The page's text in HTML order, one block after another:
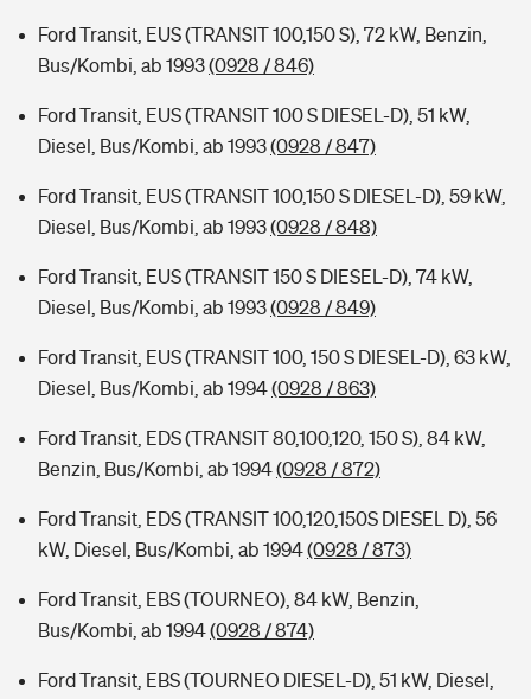
Ford Transit, EUS (TRANSIT 100,150 S), 72 kW, Benzin,
Bus/Kombi, ab 1993(0928 / 846)
Ford Transit, EUS (TRANSIT 100 S DIESEL-D), 51 kW,
Diesel, Bus/Kombi, ab 1993(0928 / 847)
Ford Transit, EUS (TRANSIT 100,150 S DIESEL-D), 59 kW,
Diesel, Bus/Kombi, ab 1993(0928 / 848)
Ford Transit, EUS (TRANSIT 150 S DIESEL-D), 74 kW,
Diesel, Bus/Kombi, ab 1993(0928 / 849)
Ford Transit, EUS (TRANSIT 100, 150 S DIESEL-D), 63 kW,
Diesel, Bus/Kombi, ab 1994(0928 / 863)
Ford Transit, EDS (TRANSIT 80,100,120, 150 S), 84 kW,
Benzin, Bus/Kombi, ab 1994(0928 / 872)
Ford Transit, EDS (TRANSIT 100,120,150S DIESEL D), 56
kW, Diesel, Bus/Kombi, ab 1994(0928 / 873)
Ford Transit, EBS (TOURNEO), 84 kW, Benzin,
Bus/Kombi, ab 1994(0928 / 874)
Ford Transit, EBS (TOURNEO DIESEL-D), 51 kW, Diesel,